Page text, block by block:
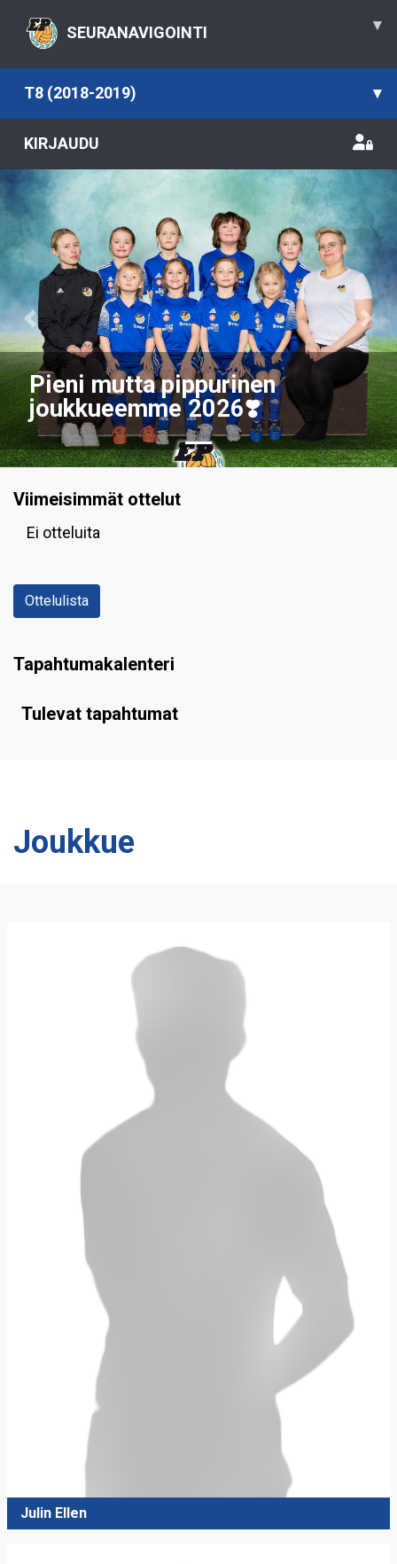
SEURANAVIGOINTI ▾
T8 (2018-2019) ▾
KIRJAUDU
Pieni mutta pippurinen
joukkueemme 2026❣️
Previous
Viimeisimmät ottelut
Ei otteluita
Ottelulista
Tapahtumakalenteri
Tulevat tapahtumat
Joukkue
Julin Ellen